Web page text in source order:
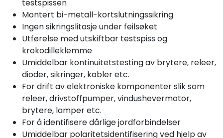
testspissen
Montert bi-metall-kortslutningssikring
Ingen sikringslitasje under feilsøket
Utførelse med utskiftbar testspiss og
krokodilleklemme
Umiddelbar kontinuitetstesting av brytere, releer,
dioder, sikringer, kabler etc.
For drift av elektroniske komponenter slik som
releer, drivstoffpumper, vindushevermotor,
brytere, lamper etc.
For å identifisere dårlige jordforbindelser
Umiddelbar polaritetsidentifisering ved hjelp av